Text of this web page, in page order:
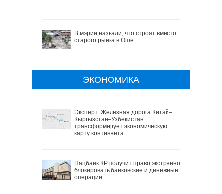
В мэрии назвали, что строят вместо
старого рынка в Оше
ЭКОНОМИКА
Эксперт: Железная дорога Китай–
Кыргызстан–Узбекистан
трансформирует экономическую
карту континента
Нацбанк КР получит право экстренно
блокировать банковские и денежные
операции